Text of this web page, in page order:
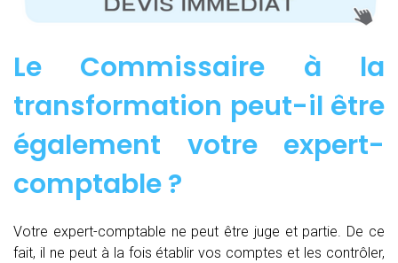
Le Commissaire à la
transformation peut-il être
également votre expert-
comptable ?
Votre expert-comptable ne peut être juge et partie. De ce
fait, il ne peut à la fois établir vos comptes et les contrôler,